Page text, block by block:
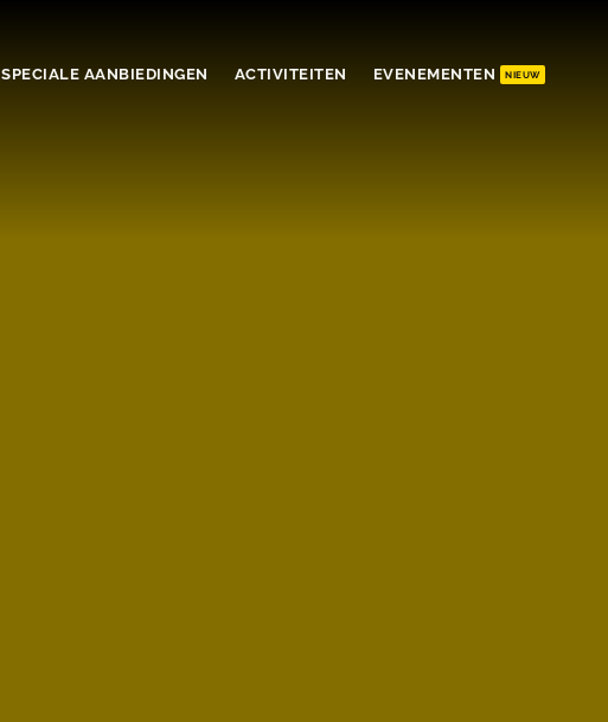
SPECIALE AANBIEDINGEN ACTIVITEITEN EVENEMENTEN NIEUW